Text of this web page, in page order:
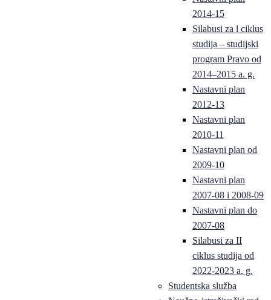
2014-15
Silabusi za l ciklus
studija – studijski
program Pravo od
2014–2015 a. g.
Nastavni plan
2012-13
Nastavni plan
2010-11
Nastavni plan od
2009-10
Nastavni plan
2007-08 i 2008-09
Nastavni plan do
2007-08
Silabusi za II
ciklus studija od
2022-2023 a. g.
Studentska služba